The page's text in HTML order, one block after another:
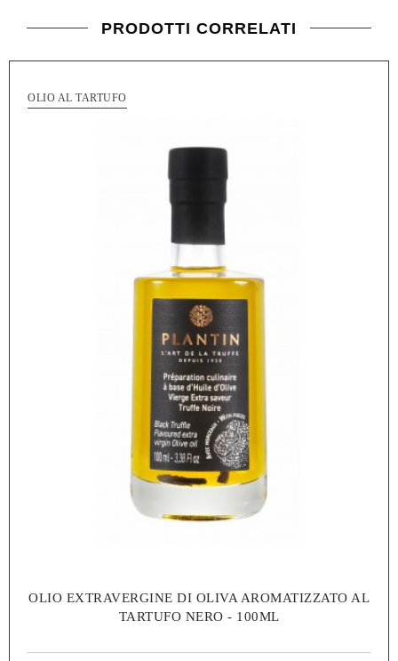
PRODOTTI CORRELATI
OLIO AL TARTUFO
OLIO EXTRAVERGINE DI OLIVA AROMATIZZATO AL
TARTUFO NERO - 100ML